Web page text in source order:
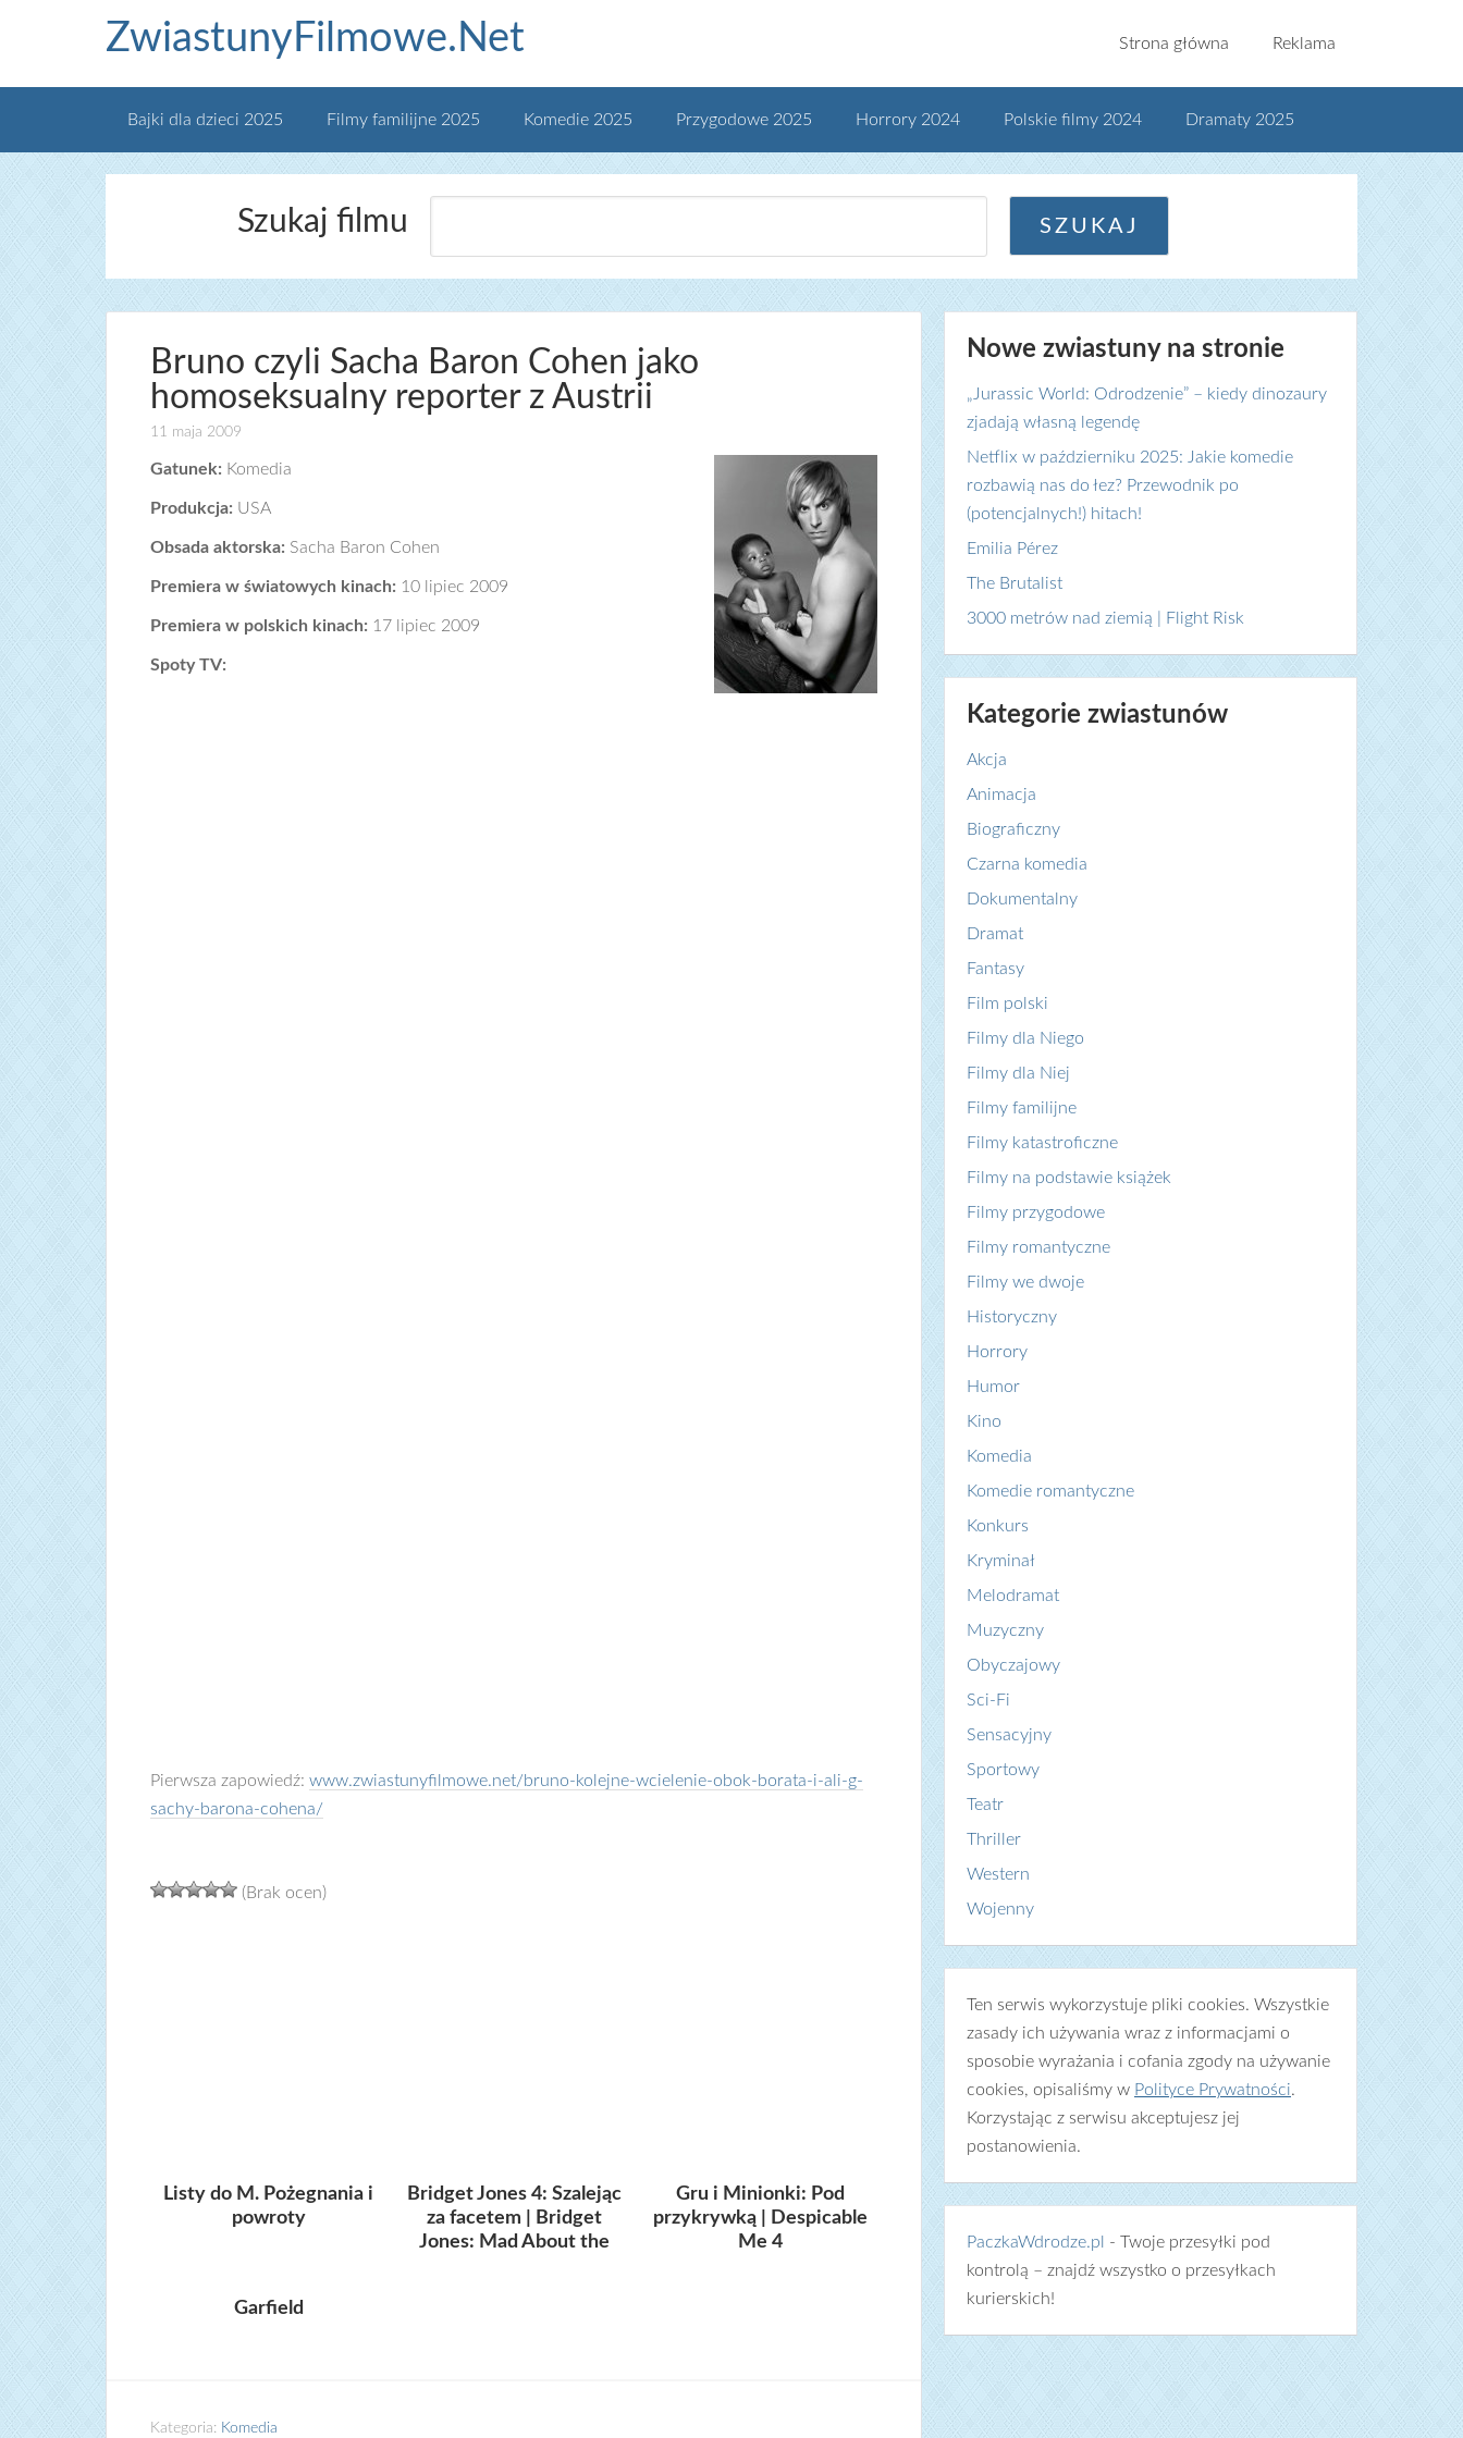
ZwiastunyFilmowe.Net Strona główna Reklama
Bajki dla dzieci 2025 Filmy familijne 2025 Komedie 2025 Przygodowe 2025 Horrory 2024 Polskie filmy 2024 Dramaty 2025
Szukaj filmu
Bruno czyli Sacha Baron Cohen jako
homoseksualny reporter z Austrii
11 maja 2009
Gatunek: Komedia
Produkcja: USA
Obsada aktorska: Sacha Baron Cohen
Premiera w światowych kinach: 10 lipiec 2009
Premiera w polskich kinach: 17 lipiec 2009
Spoty TV:
Pierwsza zapowiedź: www.zwiastunyfilmowe.net/bruno-kolejne-wcielenie-obok-borata-i-ali-g-
sachy-barona-cohena/
(Brak ocen)
Listy do M. Pożegnania i
powroty
Bridget Jones 4: Szalejąc
za facetem | Bridget
Jones: Mad About the
Gru i Minionki: Pod
przykrywką | Despicable
Me 4
Garfield
Kategoria: Komedia
Nowe zwiastuny na stronie
„Jurassic World: Odrodzenie” – kiedy dinozaury
zjadają własną legendę
Netflix w październiku 2025: Jakie komedie
rozbawią nas do łez? Przewodnik po
(potencjalnych!) hitach!
Emilia Pérez
The Brutalist
3000 metrów nad ziemią | Flight Risk
Kategorie zwiastunów
Akcja
Animacja
Biograficzny
Czarna komedia
Dokumentalny
Dramat
Fantasy
Film polski
Filmy dla Niego
Filmy dla Niej
Filmy familijne
Filmy katastroficzne
Filmy na podstawie książek
Filmy przygodowe
Filmy romantyczne
Filmy we dwoje
Historyczny
Horrory
Humor
Kino
Komedia
Komedie romantyczne
Konkurs
Kryminał
Melodramat
Muzyczny
Obyczajowy
Sci-Fi
Sensacyjny
Sportowy
Teatr
Thriller
Western
Wojenny
Ten serwis wykorzystuje pliki cookies. Wszystkie
zasady ich używania wraz z informacjami o
sposobie wyrażania i cofania zgody na używanie
cookies, opisaliśmy w Polityce Prywatności.
Korzystając z serwisu akceptujesz jej
postanowienia.
PaczkaWdrodze.pl
- Twoje przesyłki pod
kontrolą – znajdź wszystko o przesyłkach
kurierskich!